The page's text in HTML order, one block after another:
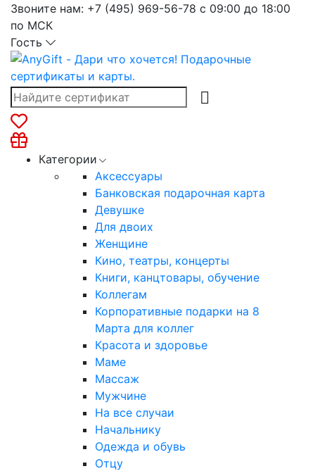
Звоните нам: +7 (495) 969-56-78 с 09:00 до 18:00
по МСК
Гость
Категории
Аксессуары
Банковская подарочная карта
Девушке
Для двоих
Женщине
Кино, театры, концерты
Книги, канцтовары, обучение
Коллегам
Корпоративные подарки на 8
Марта для коллег
Красота и здоровье
Маме
Массаж
Мужчине
На все случаи
Начальнику
Одежда и обувь
Отцу